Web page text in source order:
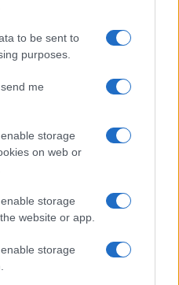
to be sent to
purposes.
me
storage
on web or
storage
website or app.
storage